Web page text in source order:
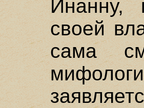
Инанну,
своей
сама